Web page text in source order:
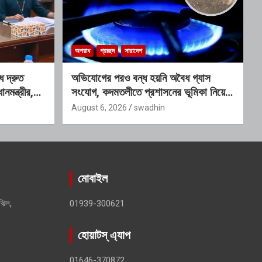
দ্রুত
অপরাধ প্রচ্ছদ সারাদেশ
অভিযোগের পরও বন্ধ হয়নি অবৈধ গ্যাস
সংযোগ, কদমতলীতে প্রশাসনের ভূমিকা নিয়ে
প্রশ্ন
August 6, 2026 swadhin
মোবাইল
01939-300621
হোয়াটস্ এ্যাপ